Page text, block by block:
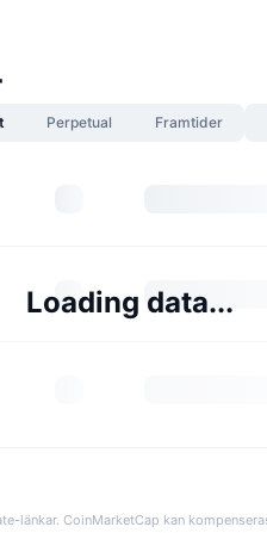
Perpetual Framtider
Loading data...
länkar. CoinMarketCap kan